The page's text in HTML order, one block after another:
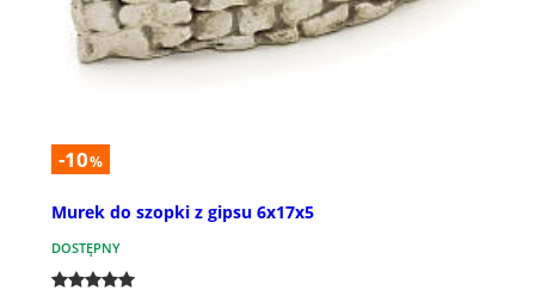
-10%
Murek do szopki z gipsu 6x17x5
DOSTĘPNY